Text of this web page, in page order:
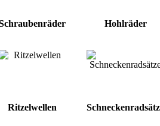
Hohlräder
Ritzelwellen